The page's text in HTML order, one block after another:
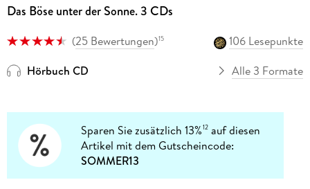
Das Böse unter der Sonne. 3 CDs
(25 Bewertungen)15
106 Lesepunkte
Hörbuch CD
Alle 3 Formate
Sparen Sie zusätzlich 13%12 auf diesen
Artikel mit dem Gutscheincode:
SOMMER13